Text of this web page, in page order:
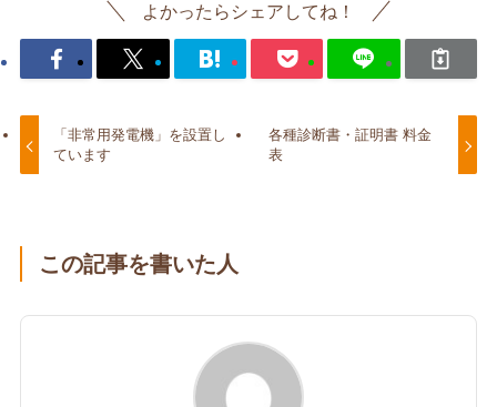
よかったらシェアしてね！
「非常用発電機」を設置し
ています
各種診断書・証明書 料金
表
この記事を書いた人